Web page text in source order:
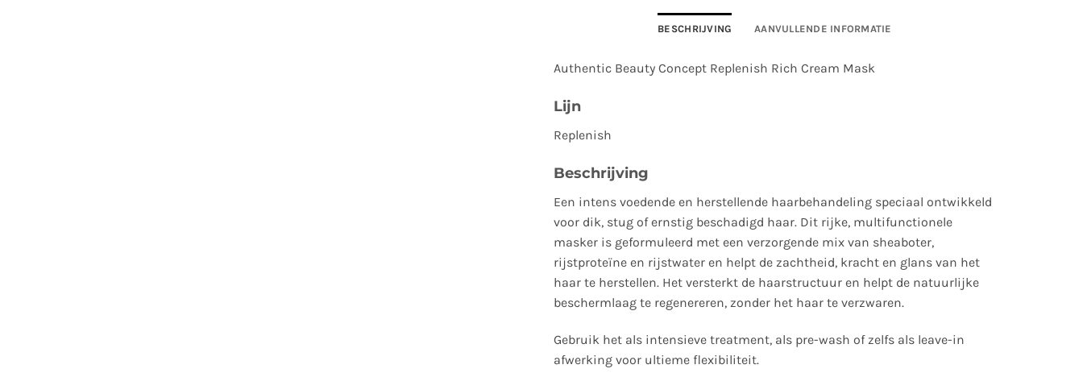
BESCHRIJVING AANVULLENDE INFORMATIE
Authentic Beauty Concept Replenish Rich Cream Mask
Lijn
Replenish
Beschrijving
Een intens voedende en herstellende haarbehandeling speciaal ontwikkeld
voor dik, stug of ernstig beschadigd haar. Dit rijke, multifunctionele
masker is geformuleerd met een verzorgende mix van sheaboter,
rijstproteïne en rijstwater en helpt de zachtheid, kracht en glans van het
haar te herstellen. Het versterkt de haarstructuur en helpt de natuurlijke
beschermlaag te regenereren, zonder het haar te verzwaren.
Gebruik het als intensieve treatment, als pre-wash of zelfs als leave-in
afwerking voor ultieme flexibiliteit.